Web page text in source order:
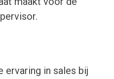
ervaring in sales bij